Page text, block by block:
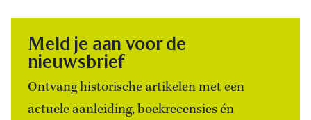
Meld je aan voor de
nieuwsbrief
Ontvang historische artikelen met een
actuele aanleiding, boekrecensies én